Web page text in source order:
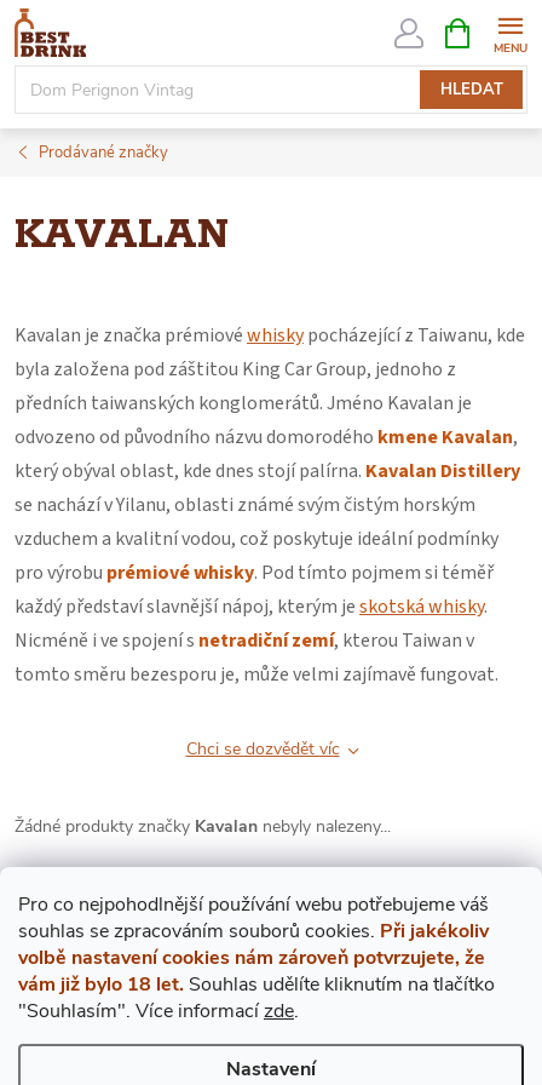
Pro co nejpohodlnější používání webu potřebujeme váš
souhlas se zpracováním souborů cookies. Při jakékoliv
volbě nastavení cookies nám zároveň potvrzujete, že
vám již bylo 18 let. Souhlas udělíte kliknutím na tlačítko
"Souhlasím". Více informacízde.
Nastavení
Přejít
obsah
HLEDAT
NÁKUPNÍ
KOŠÍK
Prodávané značky
KAVALAN
Kavalan je značka prémiovéwhiskypocházející z Taiwanu, kde
byla založena pod záštitou King Car Group, jednoho z
předních taiwanských konglomerátů. Jméno Kavalan je
odvozeno od původního názvu domorodého kmene Kavalan,
který obýval oblast, kde dnes stojí palírna. Kavalan Distillery
se nachází v Yilanu, oblasti známé svým čistým horským
vzduchem a kvalitní vodou, což poskytuje ideální podmínky
pro výrobu prémiové whisky. Pod tímto pojmem si téměř
každý představí slavnější nápoj, kterým jeskotská whisky.
Nicméně i ve spojení s netradiční zemí, kterou Taiwan v
tomto směru bezesporu je, může velmi zajímavě fungovat.
Chci se dozvědět víc
Žádné produkty značky Kavalan nebyly nalezeny...
Mějte přehled o novinkách
a slevách